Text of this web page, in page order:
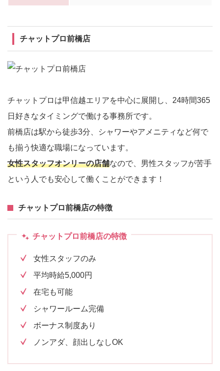
チャットプロ前橋店
チャットプロは甲信越エリアを中心に展開し、24時間365
日好きなタイミングで働ける事務所です。
前橋店は駅から徒歩3分、シャワーやアメニティなど何で
も揃う快適な職場になっています。
女性スタッフオンリーの店舗なので、男性スタッフが苦手
という人でも安心して働くことができます！
チャットプロ前橋店の特徴
チャットプロ前橋店の特徴
女性スタッフのみ
平均時給5,000円
在宅も可能
シャワールーム完備
ボーナス制度あり
ノンアダ、顔出しなしOK